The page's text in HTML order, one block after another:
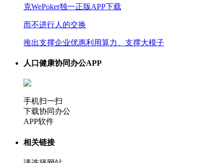
克WePoker独一正版APP下载
而不进行人的交换
推出支撑企业优惠利用算力、支撑大模子
人口健康协同办公APP
手机扫一扫
下载协同办公
APP软件
相关链接